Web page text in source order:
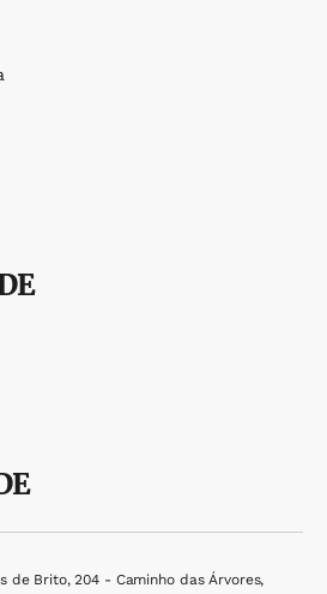
de Brito, 204 - Caminho das Árvores,